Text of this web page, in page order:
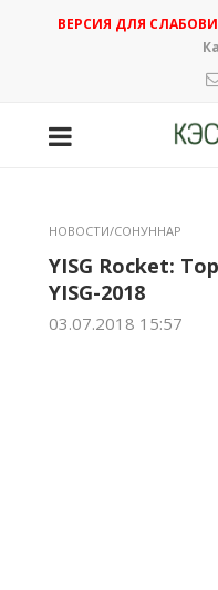
ВЕРСИЯ ДЛЯ
НОВОСТИ/СОНУННАР
YISG Rocket:
YISG-2018
03.07.2018 15:57